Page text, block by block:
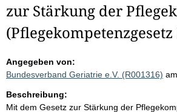
zur Stärkung der
(Pflegekompetenzgesetz
Angegeben von:
Bundesverband Geriatrie e.V. (R001316)
Beschreibung:
Mit dem Gesetz zur Stärkung der